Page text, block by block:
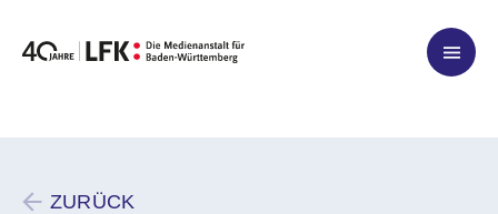
Zum Inhalt springen
ZURÜCK